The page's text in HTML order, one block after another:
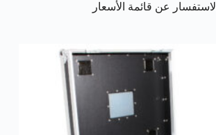
الاستفسار عن قائمة الأسعار